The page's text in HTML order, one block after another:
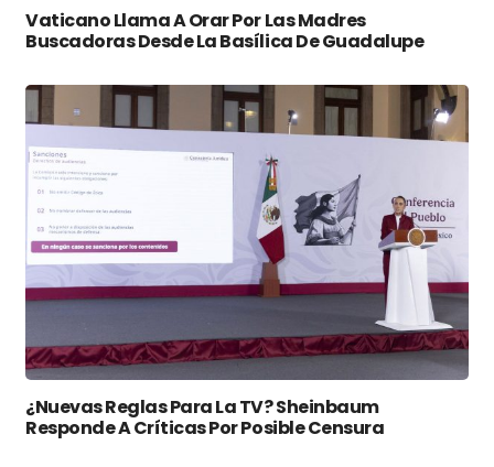
Vaticano Llama A Orar Por Las Madres
Buscadoras Desde La Basílica De Guadalupe
¿Nuevas Reglas Para La TV? Sheinbaum
Responde A Críticas Por Posible Censura